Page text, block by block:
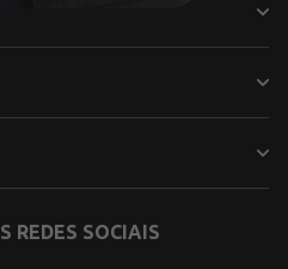
REDES SOCIAIS